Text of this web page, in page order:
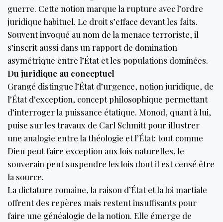
guerre. Cette notion marque la rupture avec l’ordre
juridique habituel. Le droit s’efface devant les faits.
Souvent invoqué au nom de la menace terroriste, il
s’inscrit aussi dans un rapport de domination
asymétrique entre l’État et les populations dominées.
Du juridique au conceptuel
Grangé distingue l’État d’urgence, notion juridique, de
l’État d’exception, concept philosophique permettant
d’interroger la puissance étatique. Monod, quant à lui,
puise sur les travaux de Carl Schmitt pour illustrer
une analogie entre la théologie et l’État: tout comme
Dieu peut faire exception aux lois naturelles, le
souverain peut suspendre les lois dont il est censé être
la source.
La dictature romaine, la raison d’État et la loi martiale
offrent des repères mais restent insuffisants pour
faire une généalogie de la notion. Elle émerge de